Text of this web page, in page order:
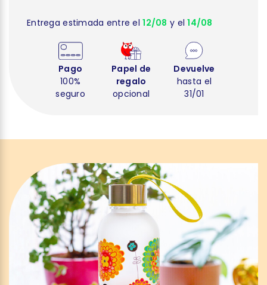
Entrega estimada entre el12/08 y el14/08
Pago
100%
seguro
Papel de
regalo
opcional
Devuelve
hasta el
31/01